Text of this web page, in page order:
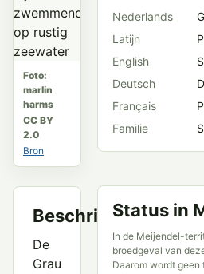
Foto:
marlin
harms
CC BY
2.0
Bron
Beschrijving
De
Grau
Nederlands
Latijn
English
Deutsch
Français
Familie
Status in
In de Meijendel-
broedgeval van
Daarom wordt